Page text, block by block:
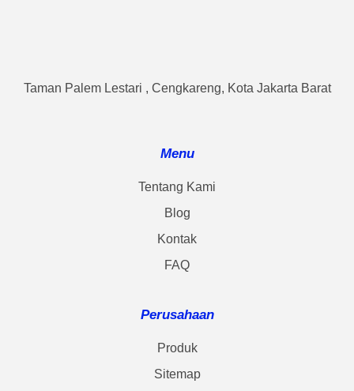
Taman Palem Lestari , Cengkareng, Kota Jakarta Barat
Menu
Tentang Kami
Blog
Kontak
FAQ
Perusahaan
Produk
Sitemap